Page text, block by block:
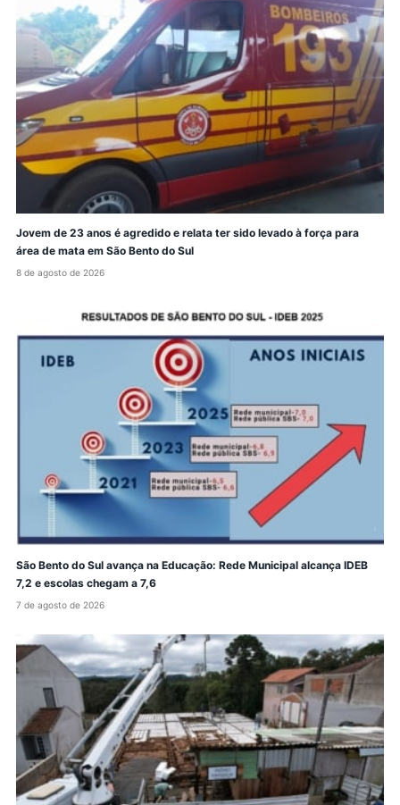
Jovem de 23 anos é agredido e relata ter sido levado à força para
área de mata em São Bento do Sul
8 de agosto de 2026
São Bento do Sul avança na Educação: Rede Municipal alcança IDEB
7,2 e escolas chegam a 7,6
7 de agosto de 2026